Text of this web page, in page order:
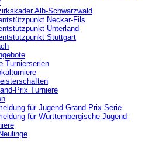
Alb-Schwarzwald
Neckar-Fils
Unterland
Stuttgart
Turnierserien
Prix Turniere
für Jugend Grand Prix Serie
für Württembergische Jugend-